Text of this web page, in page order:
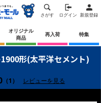
さがす ログイン 新規登録
オリジナル
商品
再入荷 特集
形(太平洋セメント)
（1） レビューを見る